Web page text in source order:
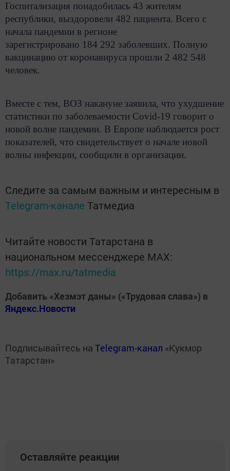
Госпитализация понадобилась 43 жителям
республики, выздоровели 482 пациента. Всего с
начала пандемии в регионе
зарегистрировано 184 292 заболевших. Полную
вакцинацию от коронавируса прошли 2 482 548
человек.
Вместе с тем, ВОЗ накануне заявила, что ухудшение
статистики по заболеваемости Covid-19 говорит о
новой волне пандемии. В Европе наблюдается рост
показателей, что свидетельствует о начале новой
волны инфекции, сообщили в организации.
Следите за самым важным и интересным в
Telegram-канале Татмедиа
Читайте новости Татарстана в
национальном мессенджере MАХ:
https://max.ru/tatmedia
Добавить «Хезмэт даны» («Трудовая слава») в
Яндекс.Новости
Подписывайтесь на Telegram-канал «Кукмор
Татарстан»
Оставляйте реакции